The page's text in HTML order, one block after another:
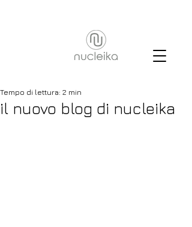
il nuovo blog di nucleika
Tempo di lettura: 2 min